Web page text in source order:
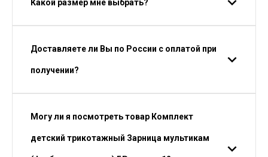
Какой размер мне выбрать?
Доставляете ли Вы по России с оплатой при
получении?
Могу ли я посмотреть товар Комплект
детский трикотажный Зарница мультикам